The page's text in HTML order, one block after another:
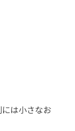
は小さなお